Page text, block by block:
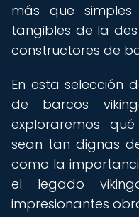
más que simples
tangibles de la
constructores de
En esta selección
de barcos
exploraremos
sean tan dignas
como la
el legado
impresionantes